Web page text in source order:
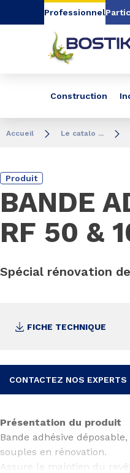
Aller au contenu Aller
Professionnel
Construction
Accueil Le catalo ...
Produit
BANDE
RF 50 &
Spécial rénovation
FICHE TECHNIQUE
CONTACTEZ NOS EXPERTS
Présentation du produit
Bande adhésive
souples en rénovation.
Assure le maintien du